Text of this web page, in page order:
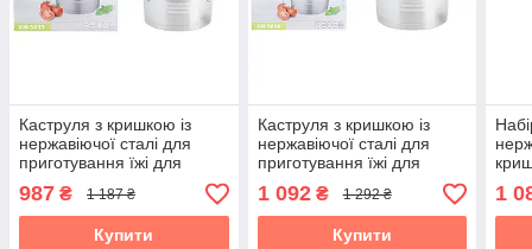
Каструля з кришкою із
нержавіючої сталі для
приготування їжі для
індукції та газу (3,1 л)
Kamille KM-5855
987 ₴ 1 187 ₴
Купити
Каструля з кришкою із
нержавіючої сталі для
приготування їжі для
індукції та газу (4.4 л)
Kamille KM-5856
1 092₴ 1 292 ₴
Купити
1